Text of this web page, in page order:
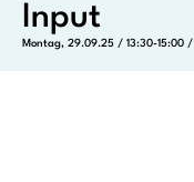
Input
Montag, 29.09.25 / 13:30-15:00 /